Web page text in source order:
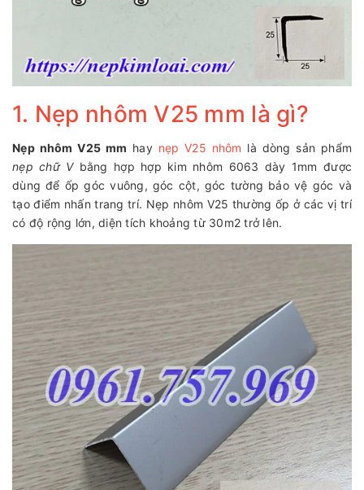
1. Nẹp nhôm V25 mm là gì?
Nẹp nhôm V25 mm hay nẹp V25 nhôm là dòng sản phẩm
nẹp chữ Vbằng hợp hợp kim nhôm 6063 dày 1mm được
dùng để ốp góc vuông, góc cột, góc tường bảo vệ góc và
tạo điểm nhấn trang trí. Nẹp nhôm V25 thường ốp ở các vị trí
có độ rộng lớn, diện tích khoảng từ 30m2 trở lên.